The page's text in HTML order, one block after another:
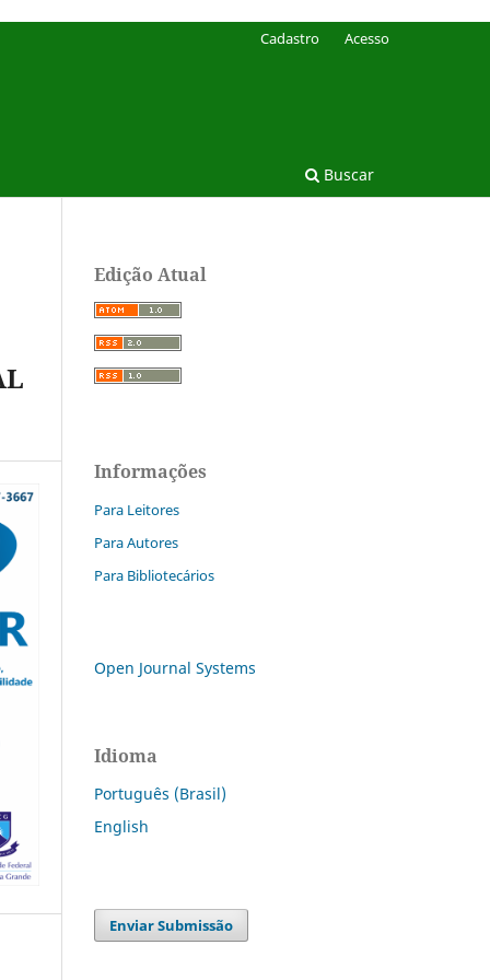
Buscar
Cadastro Acesso
Edição Atual
Informações
Para Leitores
Para Autores
Para Bibliotecários
Open Journal Systems
Idioma
Português (Brasil)
English
Enviar Submissão